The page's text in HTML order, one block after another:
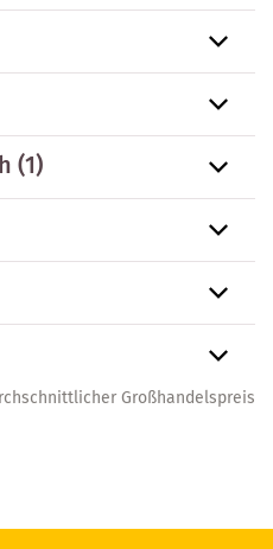
(1)
Großhandelspreis